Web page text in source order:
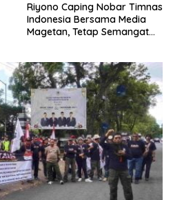
Riyono Caping Nobar Timnas
Indonesia Bersama Media
Magetan, Tetap Semangat